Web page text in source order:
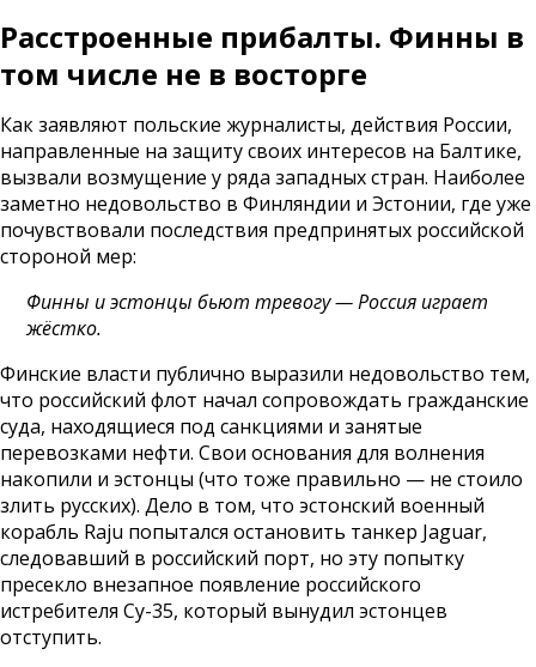
Расстроенные прибалты. Финны в
том числе не в восторге
Как заявляют польские журналисты, действия России,
направленные на защиту своих интересов на Балтике,
вызвали возмущение у ряда западных стран. Наиболее
заметно недовольство в Финляндии и Эстонии, где уже
почувствовали последствия предпринятых российской
стороной мер:
Финны и эстонцы бьют тревогу — Россия играет
жёстко.
Финские власти публично выразили недовольство тем,
что российский флот начал сопровождать гражданские
суда, находящиеся под санкциями и занятые
перевозками нефти. Свои основания для волнения
накопили и эстонцы (что тоже правильно — не стоило
злить русских). Дело в том, что эстонский военный
корабль Raju попытался остановить танкер Jaguar,
следовавший в российский порт, но эту попытку
пресекло внезапное появление российского
истребителя Су-35, который вынудил эстонцев
отступить.